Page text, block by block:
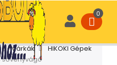
Márkák
HIKOKI Gépek
sövényvágó